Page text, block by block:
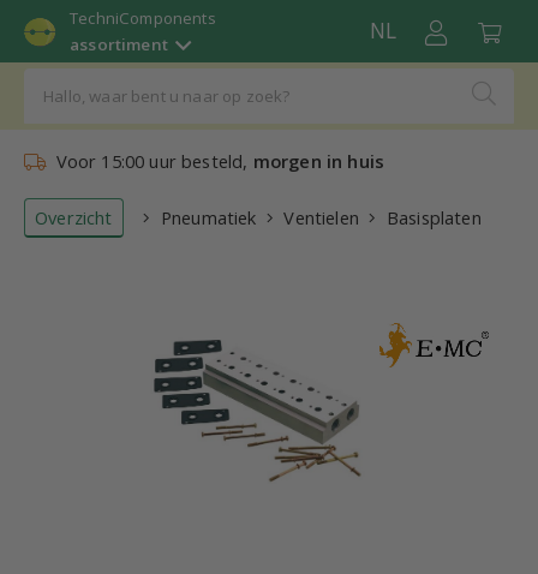
TechniComponents
assortiment
NL
Voor 15:00 uur besteld, morgen in huis
Overzicht Pneumatiek Ventielen Basisplaten